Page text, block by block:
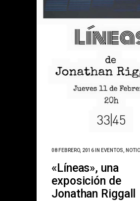
08 FEBRERO, 2016 IN EVENTOS
«Líneas», una
exposición de
Jonathan Riggall